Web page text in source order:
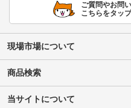
ご質問やお問
こちらをタッ
現場市場について
商品検索
当サイトについて